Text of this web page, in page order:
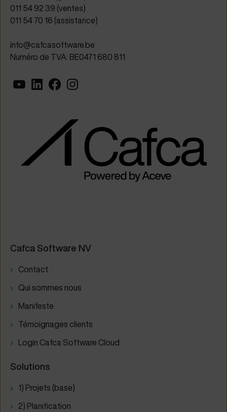
011 54 92 39 (ventes)
011 54 70 16 (assistance)
info@cafcasoftware.be
Numéro de TVA: BE0471 680 811
Cafca Software NV
Contact
Qui sommes nous
Manifeste
Témoignages clients
Login Cafca Software Cloud
Solutions
1) Projets (base)
2) Planification